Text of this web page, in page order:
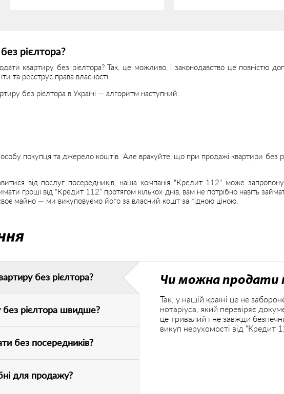
рієлтора?
квартиру без рієлтора? Так, це можливо, і законодавство це повністю
та реєструє права власності.
без рієлтора в Україні — алгоритм наступний:
покупця та джерело коштів. Але врахуйте, що при продажі квартири
від послуг посередників, наша компанія "Кредит 112" може
гроші від “Кредит 112” протягом кількох днів, вам не потрібно навіть
майно — ми викуповуємо його за власний кошт за гідною ціною.
Чи можна продати
Так, у нашій країні це не
нотаріуса, який перевіряє
це тривалий і не завжди
викуп нерухомості від "Кредит
без рієлтора?
без рієлтора швидше?
без посередників?
для продажу?